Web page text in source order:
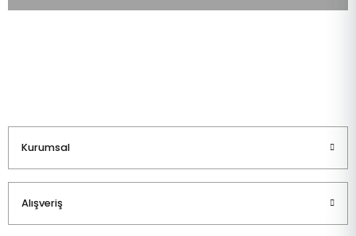
Kurumsal
Alışveriş